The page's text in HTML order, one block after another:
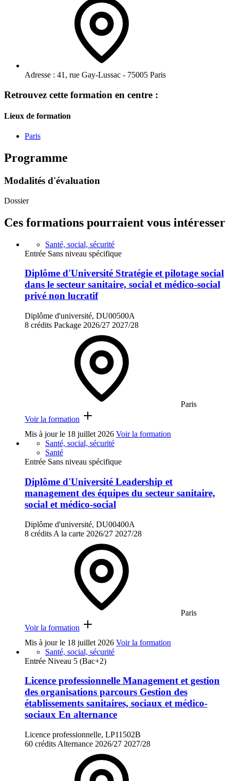
Adresse : 41, rue Gay-Lussac - 75005 Paris
Retrouvez cette formation en centre :
Lieux de formation
Paris
Programme
Modalités d'évaluation
Dossier
Ces formations pourraient vous intéresser
Santé, social, sécurité
Entrée Sans niveau spécifique
Diplôme d'Université Stratégie et pilotage social
dans le secteur sanitaire, social et médico-social
privé non lucratif
Diplôme d'université, DU00500A
8 crédits Package 2026/27 2027/28
Paris
Voir la formation
Mis à jour le 18 juillet 2026 Voir la formation
Santé, social, sécurité
Santé
Entrée Sans niveau spécifique
Diplôme d'Université Leadership et
management des équipes du secteur sanitaire,
social et médico-social
Diplôme d'université, DU00400A
8 crédits A la carte 2026/27 2027/28
Paris
Voir la formation
Mis à jour le 18 juillet 2026 Voir la formation
Santé, social, sécurité
Entrée Niveau 5 (Bac+2)
Licence professionnelle Management et gestion
des organisations parcours Gestion des
établissements sanitaires, sociaux et médico-
sociaux En alternance
Licence professionnelle, LP11502B
60 crédits Alternance 2026/27 2027/28